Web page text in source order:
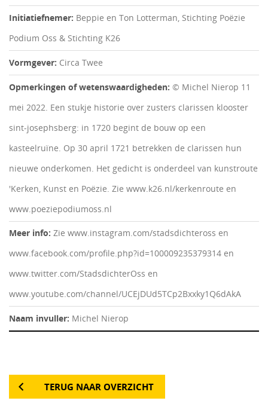
Initiatiefnemer: Beppie en Ton Lotterman, Stichting Poëzie
Podium Oss & Stichting K26
Vormgever: Circa Twee
Opmerkingen of wetenswaardigheden: © Michel Nierop 11
mei 2022. Een stukje historie over zusters clarissen klooster
sint-josephsberg: in 1720 begint de bouw op een
kasteelruïne. Op 30 april 1721 betrekken de clarissen hun
nieuwe onderkomen. Het gedicht is onderdeel van kunstroute
'Kerken, Kunst en Poëzie. Zie www.k26.nl/kerkenroute en
www.poeziepodiumoss.nl
Meer info: Zie www.instagram.com/stadsdichteross en
www.facebook.com/profile.php?id=100009235379314 en
www.twitter.com/StadsdichterOss en
www.youtube.com/channel/UCEjDUd5TCp2Bxxky1Q6dAkA
Naam invuller: Michel Nierop
TERUG NAAR OVERZICHT